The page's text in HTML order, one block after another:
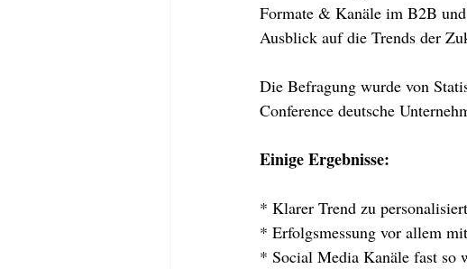
ABOUT KOMMUNIKATION
Formate & Kanäle im B2B
Ausblick auf die Trends der
Die Befragung wurde von
Conference deutsche
Einige Ergebnisse:
* Klarer Trend zu
* Erfolgsmessung vor allem
* Social Media Kanäle fast so